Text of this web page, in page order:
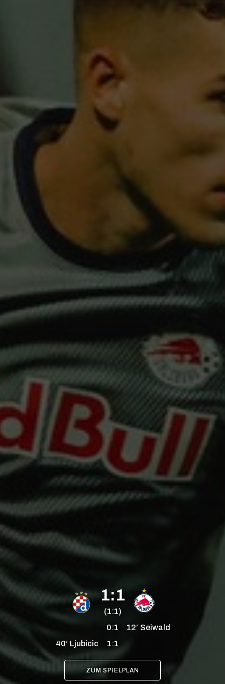
1:1
(1:1)
0:1
12’ Seiwald
40’ Ljubicic 1:1
ZUM SPIELPLAN